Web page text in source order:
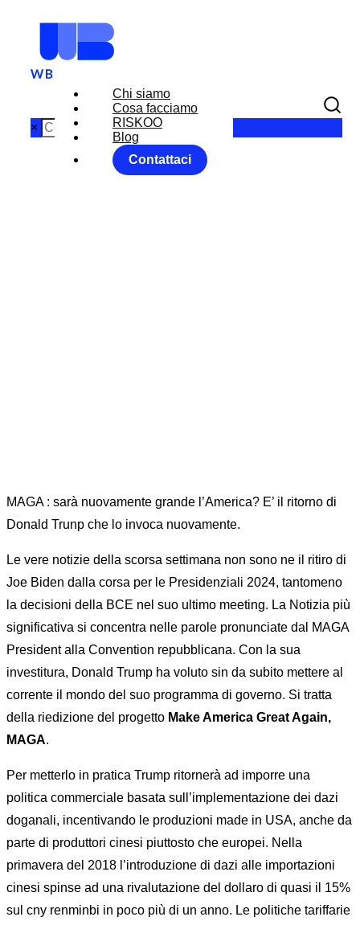
Chi siamo
Cosa facciamo
RISKOO
Blog
Contattaci
×
MAGA: MAKE
MAGA : sarà nuovamente grande l’America? E’ il ritorno di
Donald Trunp che lo invoca nuovamente.
Le vere notizie della scorsa settimana non sono ne il ritiro di
Joe Biden dalla corsa per le Presidenziali 2024, tantomeno
la decisioni della BCE nel suo ultimo meeting. La Notizia più
significativa si concentra nelle parole pronunciate dal MAGA
President alla Convention repubblicana. Con la sua
investitura, Donald Trump ha voluto sin da subito mettere al
corrente il mondo del suo programma di governo. Si tratta
della riedizione del progetto Make America Great Again,
MAGA.
Per metterlo in pratica Trump ritornerà ad imporre una
politica commerciale basata sull’implementazione dei dazi
doganali, incentivando le produzioni made in USA, anche da
parte di produttori cinesi piuttosto che europei. Nella
primavera del 2018 l’introduzione di dazi alle importazioni
cinesi spinse ad una rivalutazione del dollaro di quasi il 15%
sul cny renminbi in poco più di un anno. Le politiche tariffarie